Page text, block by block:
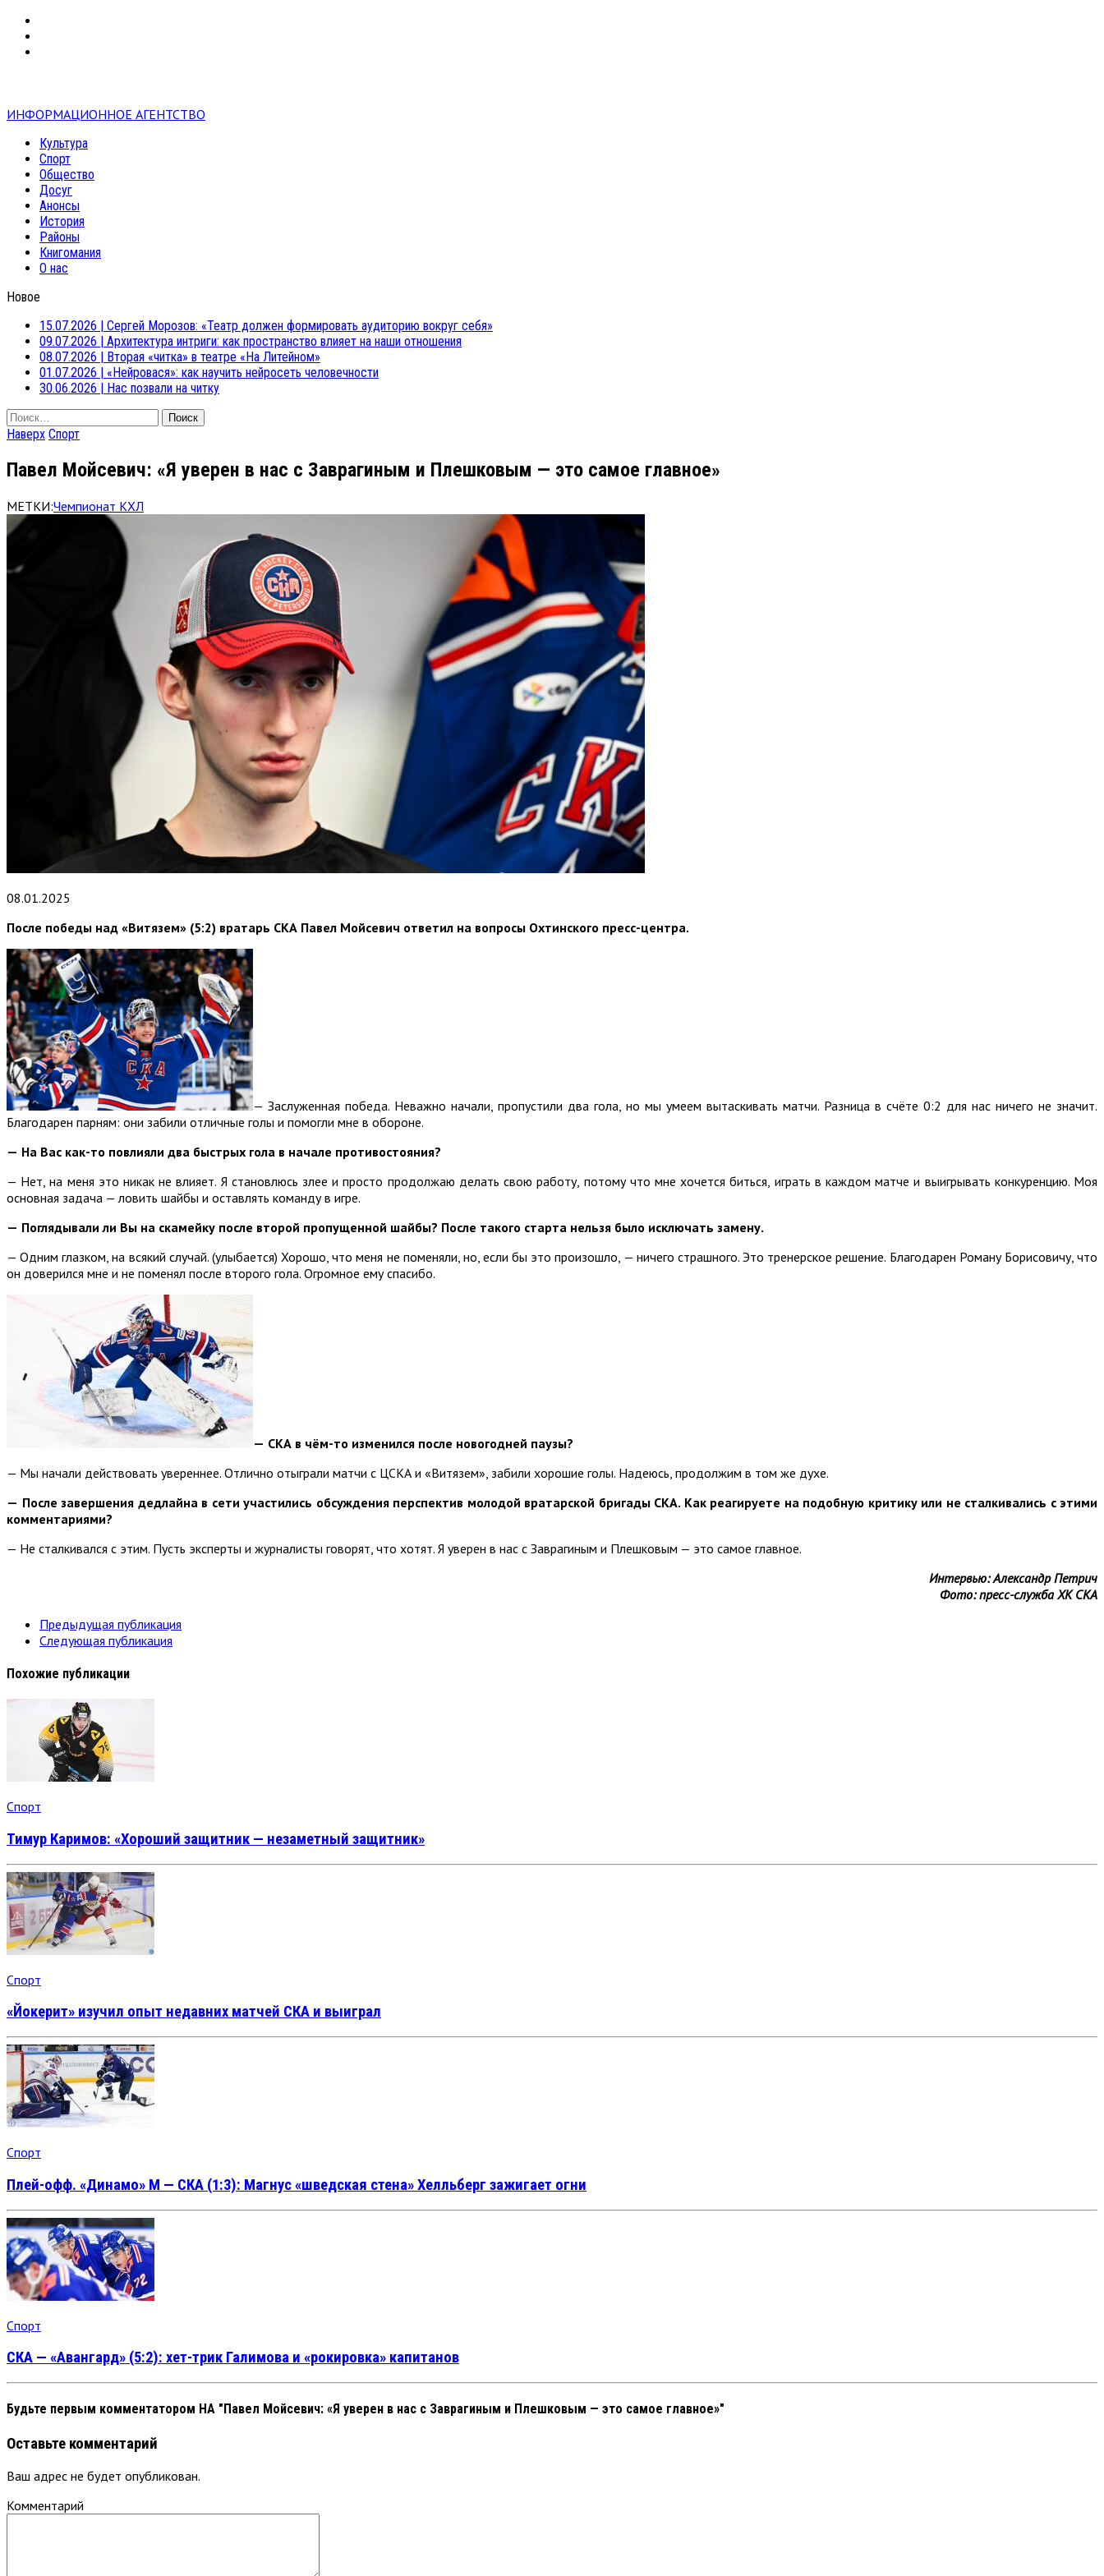
ИНФОРМАЦИОННОЕ АГЕНТСТВО
Культура
Спорт
Общество
Досуг
Анонсы
История
Районы
Книгомания
О нас
Новое
15.07.2026 | Сергей Морозов: «Театр должен формировать аудиторию вокруг себя»
09.07.2026 | Архитектура интриги: как пространство влияет на наши отношения
08.07.2026 | Вторая «читка» в театре «На Литейном»
01.07.2026 | «Нейровася»: как научить нейросеть человечности
30.06.2026 | Нас позвали на читку
Найти:
Наверх Спорт
Павел Мойсевич: «Я уверен в нас с Заврагиным и Плешковым — это самое главное»
МЕТКИ:Чемпионат КХЛ
08.01.2025
После победы над «Витязем» (5:2) вратарь СКА Павел Мойсевич ответил на вопросы Охтинского пресс-центра.
— Заслуженная победа. Неважно начали, пропустили два гола, но мы умеем вытаскивать матчи. Разница в счёте 0:2 для нас ничего не значит.
Благодарен парням: они забили отличные голы и помогли мне в обороне.
— На Вас как-то повлияли два быстрых гола в начале противостояния?
— Нет, на меня это никак не влияет. Я становлюсь злее и просто продолжаю делать свою работу, потому что мне хочется биться, играть в каждом матче и выигрывать конкуренцию. Моя
основная задача — ловить шайбы и оставлять команду в игре.
— Поглядывали ли Вы на скамейку после второй пропущенной шайбы? После такого старта нельзя было исключать замену.
— Одним глазком, на всякий случай. (улыбается) Хорошо, что меня не поменяли, но, если бы это произошло, — ничего страшного. Это тренерское решение. Благодарен Роману Борисовичу, что
он доверился мне и не поменял после второго гола. Огромное ему спасибо.
— СКА в чём-то изменился после новогодней паузы?
— Мы начали действовать увереннее. Отлично отыграли матчи с ЦСКА и «Витязем», забили хорошие голы. Надеюсь, продолжим в том же духе.
— После завершения дедлайна в сети участились обсуждения перспектив молодой вратарской бригады СКА. Как реагируете на подобную критику или не сталкивались с этими
комментариями?
— Не сталкивался с этим. Пусть эксперты и журналисты говорят, что хотят. Я уверен в нас с Заврагиным и Плешковым — это самое главное.
Интервью: Александр Петрич
Фото: пресс-служба ХК СКА
Предыдущая публикация
Следующая публикация
Похожие публикации
Спорт
Тимур Каримов: «Хороший защитник — незаметный защитник»
Спорт
«Йокерит» изучил опыт недавних матчей СКА и выиграл
Спорт
Плей-офф. «Динамо» М — СКА (1:3): Магнус «шведская стена» Хелльберг зажигает огни
Спорт
СКА — «Авангард» (5:2): хет-трик Галимова и «рокировка» капитанов
Будьте первым комментатором НА "Павел Мойсевич: «Я уверен в нас с Заврагиным и Плешковым — это самое главное»"
Оставьте комментарий
Ваш адрес не будет опубликован.
Комментарий